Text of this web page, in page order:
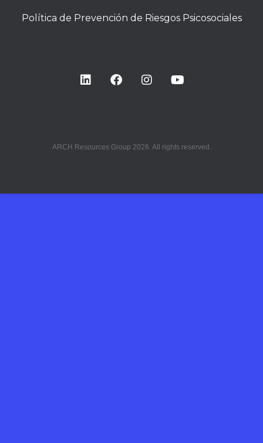
Política de Prevención de Riesgos Psicosociales
ARCH Resources Group 2026. All rights reserved.